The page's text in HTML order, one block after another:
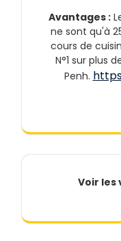
Avantages :
ne sont qu'à
cours de
N°1 sur plus
Penh.
Voir les